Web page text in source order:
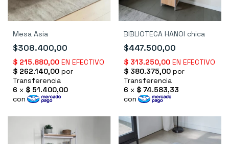
Mesa Asia
$308.400,00
BIBLIOTECA HANOI chica
$447.500,00